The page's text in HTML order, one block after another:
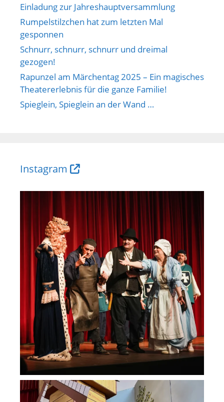
Einladung zur Jahreshauptversammlung
Rumpelstilzchen hat zum letzten Mal
gesponnen
Schnurr, schnurr, schnurr und dreimal
gezogen!
Rapunzel am Märchentag 2025 – Ein magisches
Theatererlebnis für die ganze Familie!
Spieglein, Spieglein an der Wand …
Instagram